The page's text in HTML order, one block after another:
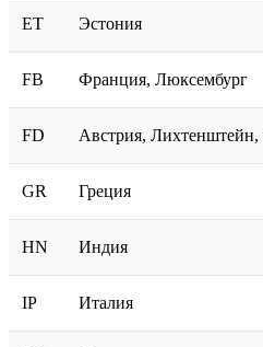
ET Эстония
FB Франция, Люксембург
FD Австрия,
GR Греция
HN Индия
IP Италия